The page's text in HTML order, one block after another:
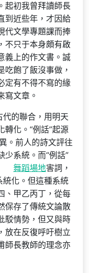
起初我曾拜讀師長
到近些年，才因給
代文學專題課而捧
不只于本身頗有啟
義上的作文書。誠
飽了飯沒事做，
定有不得不寫的緣
寫文章。
代的聯合，用明天
轉化。“例話”起源
。前人的詩文評往
系統。而“例話”
舞蹈場地害詞，
統化。但這種系統
、甲乙丙丁，從每
保存了傳統文論散
駁情勢，但又與時
放在反復呼吁樹立
師長教師的理念亦